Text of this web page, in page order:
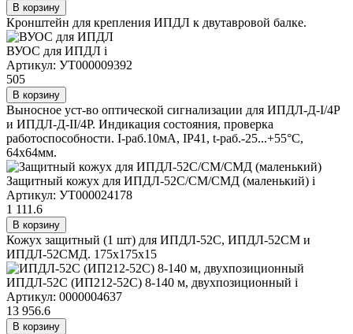
В корзину
Кронштейн для крепления ИПДЛ к двутавровой балке.
ВУОС для ИПДЛ i
Артикул: УТ000009392
505
В корзину
Выносное уст-во оптической сигнализации для ИПДЛ-Д-I/4Р
и ИПДЛ-Д-II/4Р. Индикация состояния, проверка
работоспособности. I-раб.10мА, IP41, t-раб.-25...+55°С,
64х64мм.
Защитный кожух для ИПДЛ-52С/СМ/СМД (маленький) i
Артикул: УТ000024178
1 111.6
В корзину
Кожух защитный (1 шт) для ИПДЛ-52С, ИПДЛ-52СМ и
ИПДЛ-52СМД. 175х175х15
ИПДЛ-52С (ИП212-52С) 8-140 м, двухпозиционный i
Артикул: 0000004637
13 956.6
В корзину